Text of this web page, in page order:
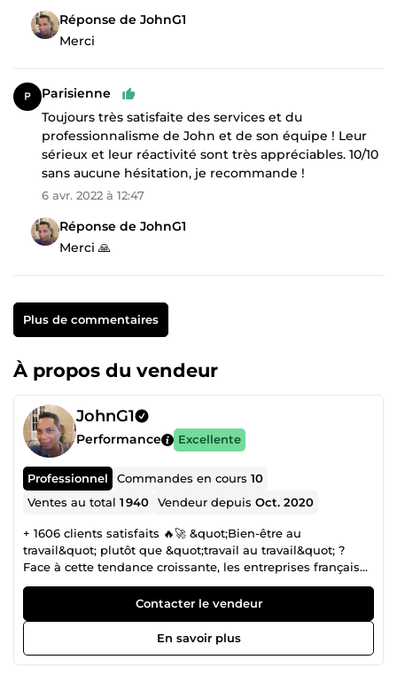
Réponse de JohnG1
Merci
Parisienne
Toujours très satisfaite des services et du
professionnalisme de John et de son équipe ! Leur
sérieux et leur réactivité sont très appréciables. 10/10
sans aucune hésitation, je recommande !
6 avr. 2022 à 12:47
Réponse de JohnG1
Merci 🙏
Plus de commentaires
À propos du vendeur
JohnG1
Performance Excellente
Professionnel Commandes en cours10
Ventes au total1 940 Vendeur depuisOct. 2020
+ 1606 clients satisfaits 🔥🚀 &quot;Bien-être au
travail&quot; plutôt que &quot;travail au travail&quot; ?
Face à cette tendance croissante, les entreprises françaises
délèguent à Madagascar, les tâches qu’elles ne veulent
plus ou ne peuvent plus faire. Je suis John, français, et je
pilote vos projets à Madagascar. Déléguez en toute
confiance, nous gérons pour vous ! ✅ MÉTHODE DE
TRAVAIL Loi de Pareto｜Tim Ferris｜Scrum &amp; Kanban
Contacter le vendeur
En savoir plus